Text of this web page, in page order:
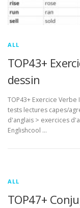
ALL
TOP43+
dessin
TOP43+ Exercice
tests lectures capes/
d'anglais > exercices
Englishcool …
ALL
TOP47+